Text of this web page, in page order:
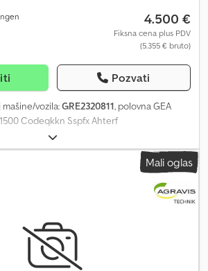
4.500 €
Fiksna cena plus PDV
(5.355 € bruto)
Pozvati
mašine/vozila:GRE2320811, polovna GEA
Codeqkkn Sspfx Ahterf
Mali oglas